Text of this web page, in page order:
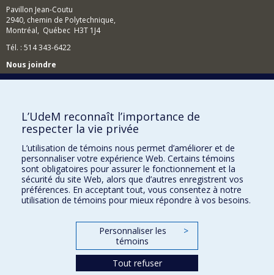
Pavillon Jean-Coutu
2940, chemin de Polytechnique,
Montréal, Québec H3T 1J4
Tél. : 514 343-6422
Nous joindre
Nous trouver
Plan du site
Accessibilité
L’UdeM reconnaît l’importance de
respecter la vie privée
L’utilisation de témoins nous permet d’améliorer et de
personnaliser votre expérience Web. Certains témoins
sont obligatoires pour assurer le fonctionnement et la
sécurité du site Web, alors que d’autres enregistrent vos
préférences. En acceptant tout, vous consentez à notre
utilisation de témoins pour mieux répondre à vos besoins.
Personnaliser les
témoins
>
Tout refuser